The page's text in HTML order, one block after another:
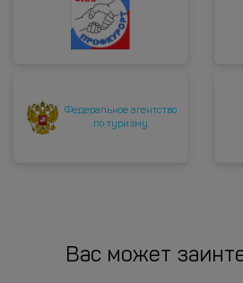
Федеральное агентство
по туризму
Вас может